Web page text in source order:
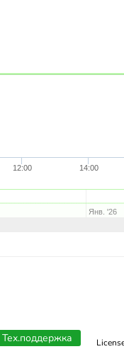
12:00 14:00
Янв. '26
Тех.поддержка